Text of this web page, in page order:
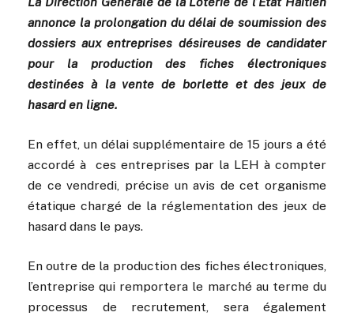
annonce la prolongation du délai de soumission des
dossiers aux entreprises désireuses de candidater
pour la production des fiches électroniques
destinées à la vente de borlette et des jeux de
hasard en ligne.
En effet, un délai supplémentaire de 15 jours a été
accordé à ces entreprises par la LEH à compter
de ce vendredi, précise un avis de cet organisme
étatique chargé de la réglementation des jeux de
hasard dans le pays.
En outre de la production des fiches électroniques,
l’entreprise qui remportera le marché au terme du
processus de recrutement, sera également